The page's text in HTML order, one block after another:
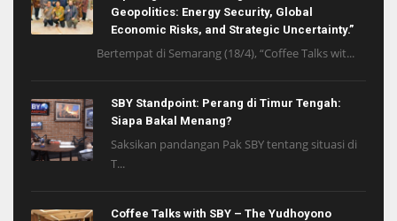
Geopolitics: Energy Security, Global
Economic Risks, and Strategic Uncertainty.”
Bertempat di Semarang (18/4), “Coffee Talks wit...
SBY Standpoint: Perang di Timur Tengah:
Siapa Bakal Menang?
Saksikan pandangan Pak SBY tentang situasi di
T...
Coffee Talks with SBY – The Yudhoyono